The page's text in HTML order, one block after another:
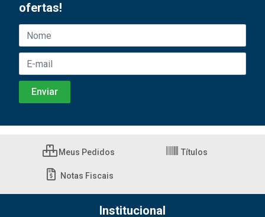
ofertas!
Meus Pedidos Títulos
Notas Fiscais
Institucional